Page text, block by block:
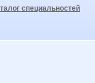
специальностей